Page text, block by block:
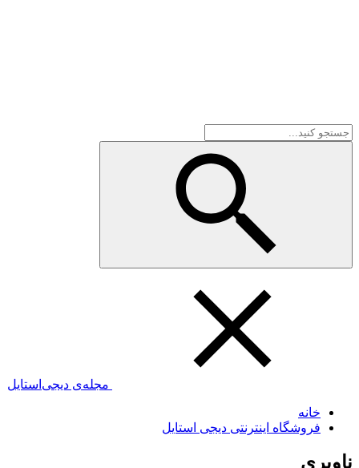
مجله‌ی دیجی‌استایل
خانه
فروشگاه اینترنتی دیجی استایل
ناوبری